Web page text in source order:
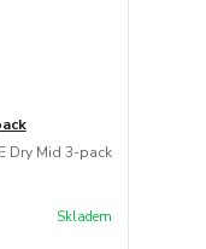
Dry Mid 3-pack
Skladem